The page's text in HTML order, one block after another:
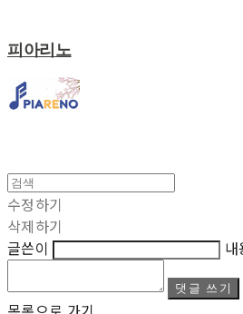
피아리노
수정하기
삭제하기
글쓴이
내
댓글 쓰기